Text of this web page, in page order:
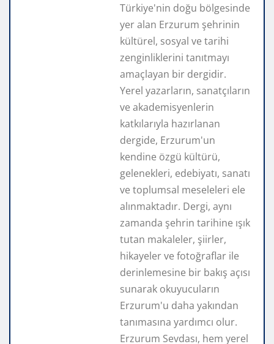
Türkiye'nin doğu bölgesinde
yer alan Erzurum şehrinin
kültürel, sosyal ve tarihi
zenginliklerini tanıtmayı
amaçlayan bir dergidir.
Yerel yazarların, sanatçıların
ve akademisyenlerin
katkılarıyla hazırlanan
dergide, Erzurum'un
kendine özgü kültürü,
gelenekleri, edebiyatı, sanatı
ve toplumsal meseleleri ele
alınmaktadır. Dergi, aynı
zamanda şehrin tarihine ışık
tutan makaleler, şiirler,
hikayeler ve fotoğraflar ile
derinlemesine bir bakış açısı
sunarak okuyucuların
Erzurum'u daha yakından
tanımasına yardımcı olur.
Erzurum Sevdası, hem yerel